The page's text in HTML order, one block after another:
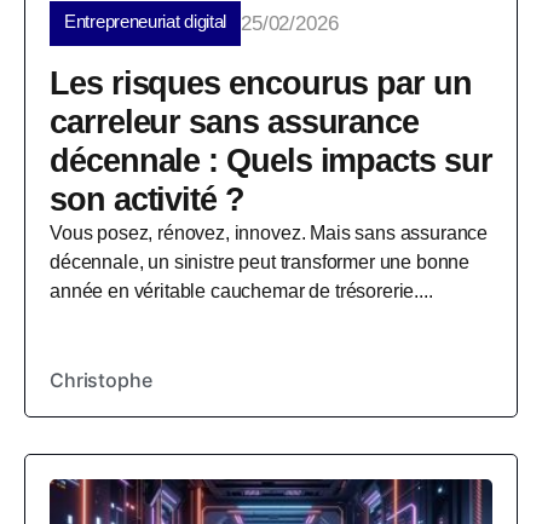
Entrepreneuriat digital 25/02/2026
Les risques encourus par un
carreleur sans assurance
décennale : Quels impacts sur
son activité ?
Vous posez, rénovez, innovez. Mais sans assurance
décennale, un sinistre peut transformer une bonne
année en véritable cauchemar de trésorerie....
Christophe